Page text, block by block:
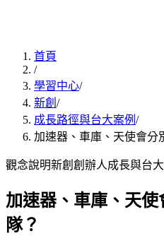
首頁
/
學習中心/
新創 /
成長路徑與台大案例 /
加速器、車庫、天使會分
觀念說明新創創辦人成長與台
加速器、車庫、天
隊？